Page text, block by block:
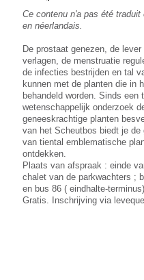
Ce contenu n'a pas été
en néerlandais.
De prostaat genezen, de
verlagen, de menstruatie
de infecties bestrijden en tal
kunnen met de planten die in
behandeld worden. Sinds een
wetenschappelijk onderzoek
geneeskrachtige planten
van het Scheutbos biedt je de
van tiental emblematische
ontdekken.
Plaats van afspraak : einde
chalet van de parkwachters ;
en bus 86 ( eindhalte-terminus)
Gratis. Inschrijving via